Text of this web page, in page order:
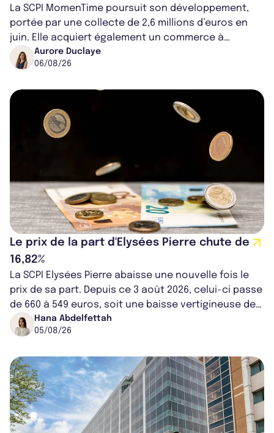
La SCPI MomenTime poursuit son développement,
portée par une collecte de 2,6 millions d’euros en
juin. Elle acquiert également un commerce à
Worcester, place une plateforme logisti...
Aurore Duclaye
06/08/26
Le prix de la part d'Elysées Pierre chute de
16,82%
La SCPI Elysées Pierre abaisse une nouvelle fois le
prix de sa part. Depuis ce 3 août 2026, celui-ci passe
de 660 à 549 euros, soit une baisse vertigineuse de
16,82%. Cette nouvell...
Hana Abdelfettah
05/08/26